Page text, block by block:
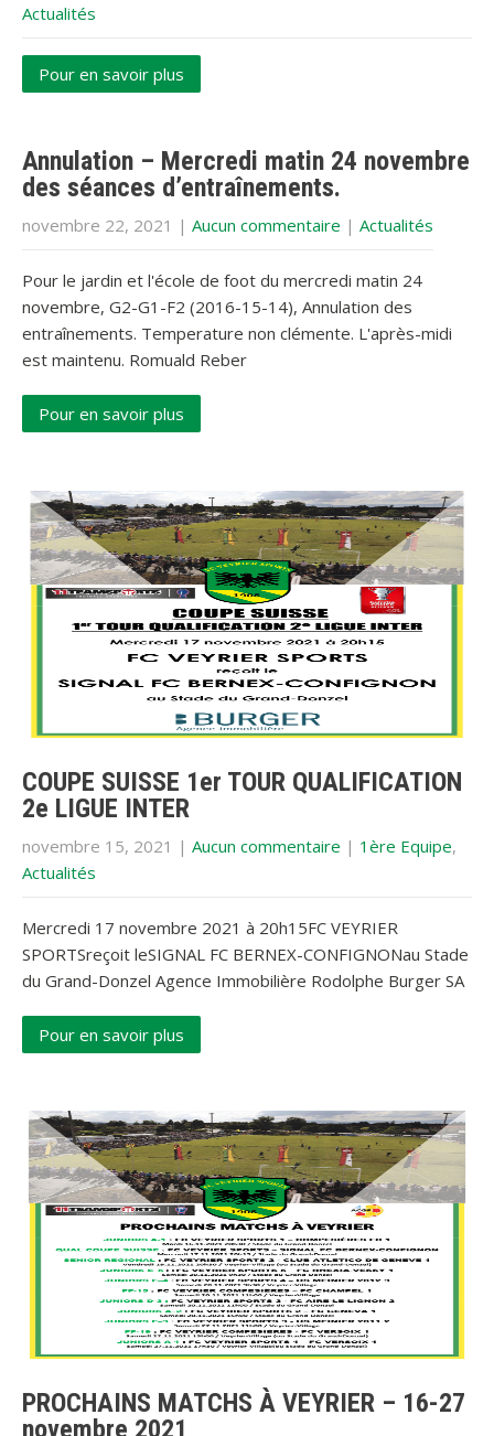
Actualités
Pour en savoir plus
Annulation – Mercredi matin 24 novembre
des séances d’entraînements.
novembre 22, 2021 | Aucun commentaire | Actualités
Pour le jardin et l'école de foot du mercredi matin 24
novembre, G2-G1-F2 (2016-15-14), Annulation des
entraînements. Temperature non clémente. L'après-midi
est maintenu. Romuald Reber
Pour en savoir plus
COUPE SUISSE 1er TOUR QUALIFICATION
2e LIGUE INTER
novembre 15, 2021 | Aucun commentaire | 1ère Equipe,
Actualités
Mercredi 17 novembre 2021 à 20h15FC VEYRIER
SPORTSreçoit leSIGNAL FC BERNEX-CONFIGNONau Stade
du Grand-Donzel Agence Immobilière Rodolphe Burger SA
Pour en savoir plus
PROCHAINS MATCHS À VEYRIER – 16-27
novembre 2021